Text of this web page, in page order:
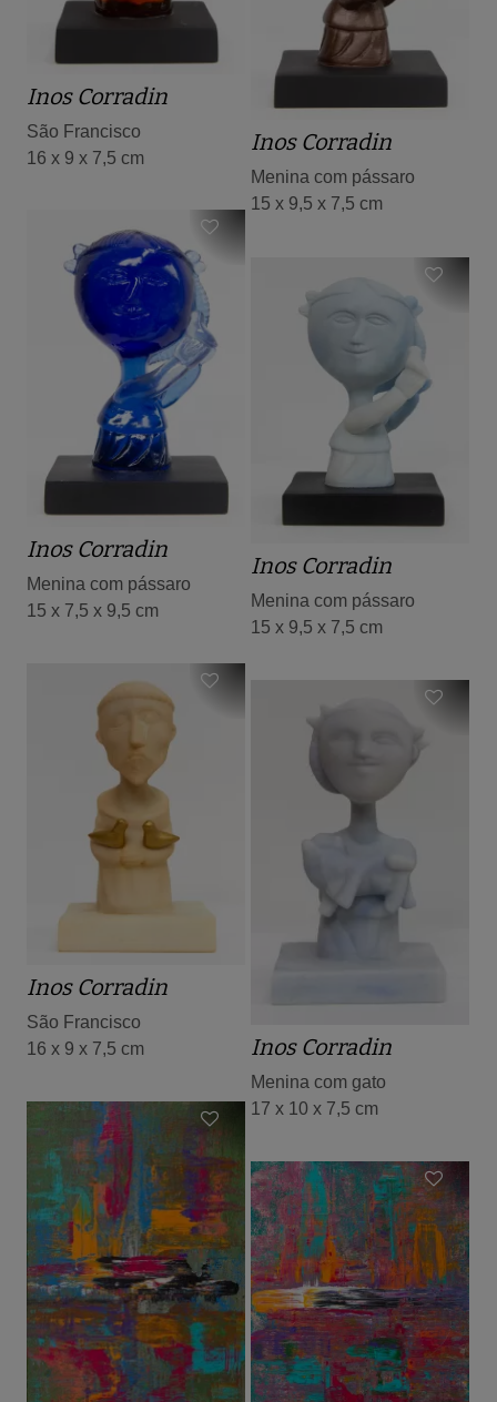
Inos Corradin
São Francisco
16 x 9 x 7,5 cm
Inos Corradin
Menina com pássaro
15 x 9,5 x 7,5 cm
Inos Corradin
Menina com pássaro
15 x 7,5 x 9,5 cm
Inos Corradin
Menina com pássaro
15 x 9,5 x 7,5 cm
Inos Corradin
São Francisco
16 x 9 x 7,5 cm
Inos Corradin
Menina com gato
17 x 10 x 7,5 cm